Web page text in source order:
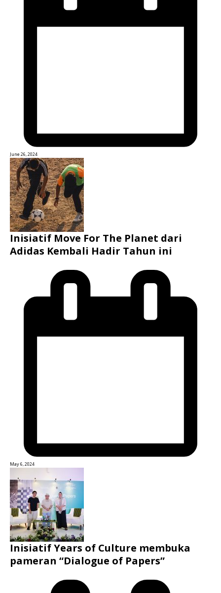
June 26, 2024
Inisiatif Move For The Planet dari
Adidas Kembali Hadir Tahun ini
May 6, 2024
Inisiatif Years of Culture membuka
pameran “Dialogue of Papers”